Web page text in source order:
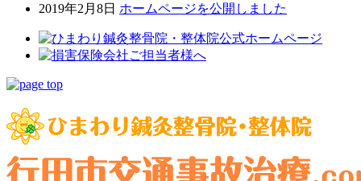
2019年2月8日 ホームページを公開しました